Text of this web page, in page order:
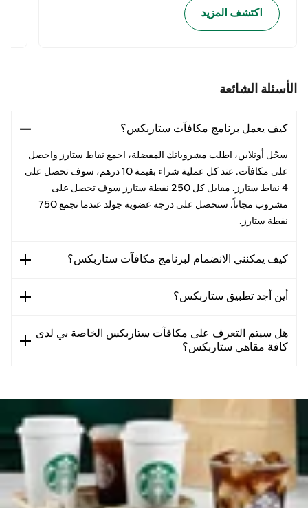
اكتشف المزيد
الأسئلة الشائعة
كيف يعمل برنامج مكافآت ستاربكس؟
سجّل أونلاين، اطلب مشروباتك المفضلة، اجمع نقاط ستارز واحصل
على مكافآت. عند كل عملية شراء بقيمة 10 درهم، سوف تحصل على
4 نقاط ستارز. مقابل كل 250 نقطة ستارز سوف تحصل على
مشروب مجاناً. ستحصل على درجة عضوية جولد عندما تجمع 750
نقطة ستارز.
كيف يمكنني الانضمام لبرنامج مكافآت ستاربكس؟
أين أجد تطبيق ستاربكس؟
هل سيتم التعرف على مكافآت ستاربكس الخاصة بي لدى
كافة مقاهي ستاربكس؟